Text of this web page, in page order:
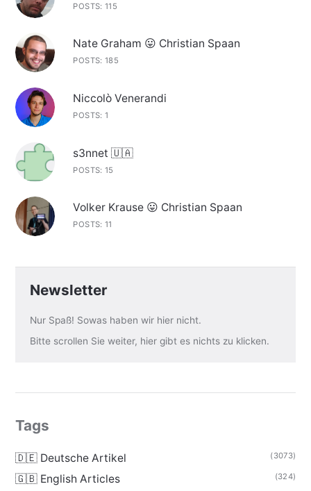
POSTS: 115
Nate Graham 😛 Christian Spaan
POSTS: 185
Niccolò Venerandi
POSTS: 1
s3nnet 🇺🇦
POSTS: 15
Volker Krause 😛 Christian Spaan
POSTS: 11
Newsletter
Nur Spaß! Sowas haben wir hier nicht.
Bitte scrollen Sie weiter, hier gibt es nichts zu klicken.
Tags
🇩🇪 Deutsche Artikel (3073)
🇬🇧 English Articles (324)